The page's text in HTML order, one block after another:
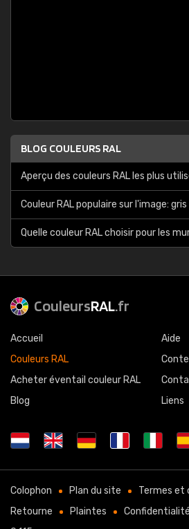
BLOG COULEURS RAL
Aperçu des couleurs RAL les plus
Couleur RAL populaire sur l'image:
Quelle couleur RAL choisir pour les
CouleursRAL.fr
Accueil
Couleurs RAL
Acheter éventail couleur RAL
Blog
Aide
Liens
Colophon Plan du site
Termes et
Retourne
Plaintes Confidentialité